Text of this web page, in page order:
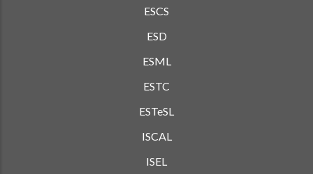
ESCS
ESD
ESML
ESTC
ESTeSL
ISCAL
ISEL